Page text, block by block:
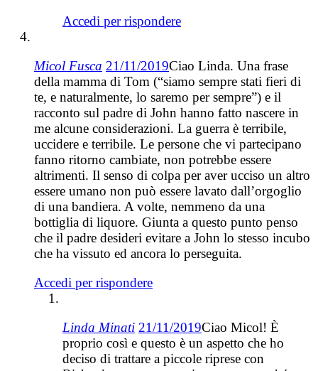
Accedi per rispondere
Micol Fusca 21/11/2019Ciao Linda. Una frase
della mamma di Tom (“siamo sempre stati fieri di
te, e naturalmente, lo saremo per sempre”) e il
racconto sul padre di John hanno fatto nascere in
me alcune considerazioni. La guerra è terribile,
uccidere e terribile. Le persone che vi partecipano
fanno ritorno cambiate, non potrebbe essere
altrimenti. Il senso di colpa per aver ucciso un altro
essere umano non può essere lavato dall’orgoglio
di una bandiera. A volte, nemmeno da una
bottiglia di liquore. Giunta a questo punto penso
che il padre desideri evitare a John lo stesso incubo
che ha vissuto ed ancora lo perseguita.
Accedi per rispondere
Linda Minati 21/11/2019Ciao Micol! È
proprio così e questo è un aspetto che ho
deciso di trattare a piccole riprese con